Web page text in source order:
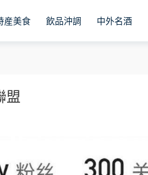
産美食 飲品沖調 中外名酒
盟